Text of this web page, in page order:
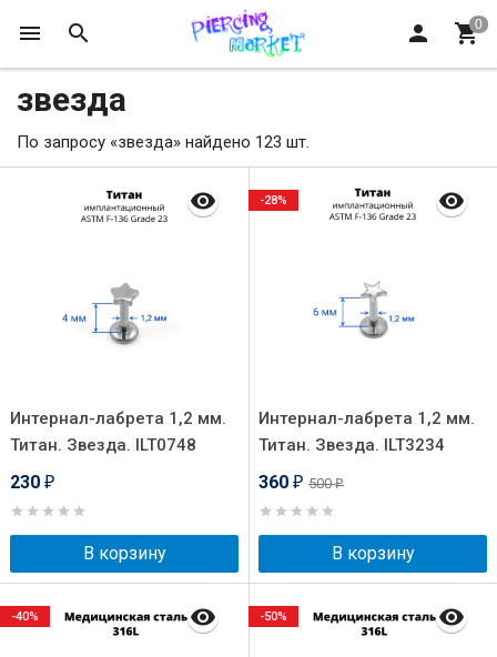
звезда
По запросу «звезда» найдено 123 шт.
Интернал-лабрета 1,2 мм.
Титан. Звезда. ILT0748
230 ₽
В корзину
Интернал-лабрета 1,2 мм.
Титан. Звезда. ILT3234
360 ₽ 500₽
В корзину
-28%
-40% -50%